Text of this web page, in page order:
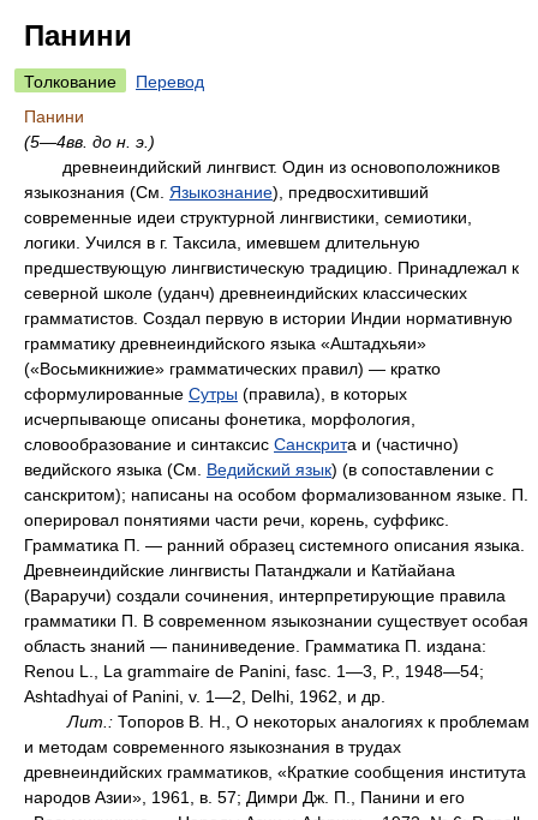
Панини
Толкование
Перевод
Панини
(5—4вв. до н. э.)
древнеиндийский лингвист. Один из основоположников
языкознания (См. Языкознание), предвосхитивший
современные идеи структурной лингвистики, семиотики,
логики. Учился в г. Таксила, имевшем длительную
предшествующую лингвистическую традицию. Принадлежал к
северной школе (уданч) древнеиндийских классических
грамматистов. Создал первую в истории Индии нормативную
грамматику древнеиндийского языка «Аштадхьяи»
(«Восьмикнижие» грамматических правил) — кратко
сформулированные Сутры (правила), в которых
исчерпывающе описаны фонетика, морфология,
словообразование и синтаксис Санскрита и (частично)
ведийского языка (См. Ведийский язык) (в сопоставлении с
санскритом); написаны на особом формализованном языке. П.
оперировал понятиями части речи, корень, суффикс.
Грамматика П. — ранний образец системного описания языка.
Древнеиндийские лингвисты Патанджали и Катйайана
(Вараручи) создали сочинения, интерпретирующие правила
грамматики П. В современном языкознании существует особая
область знаний — паниниведение. Грамматика П. издана:
Renou L., La grammaire de Panini, fasc. 1—3, P., 1948—54;
Ashtadhyai of Panini, v. 1—2, Delhi, 1962, и др.
Лит.: Топоров В. Н., О некоторых аналогиях к проблемам
и методам современного языкознания в трудах
древнеиндийских грамматиков, «Краткие сообщения института
народов Азии», 1961, в. 57; Димри Дж. П., Панини и его